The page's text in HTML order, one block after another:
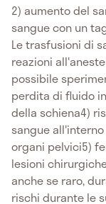
2) aumento del
sangue con un
Le trasfusioni di
reazioni
possibile
perdita di fluido
della schiena4)
sangue
organi pelvici5)
lesioni
anche se raro,
rischi durante le